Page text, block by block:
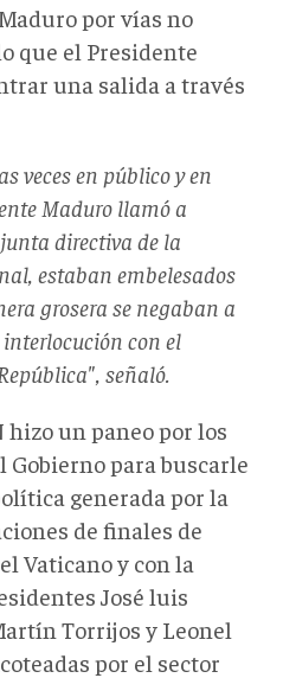
por vías no
que el Presidente
una salida a través
veces en público y en
Maduro llamó a
directiva de la
estaban embelesados
grosera se negaban a
con el
señaló.
un paneo por los
para buscarle
generada por la
de finales de
Vaticano y con la
José luis
Torrijos y Leonel
por el sector